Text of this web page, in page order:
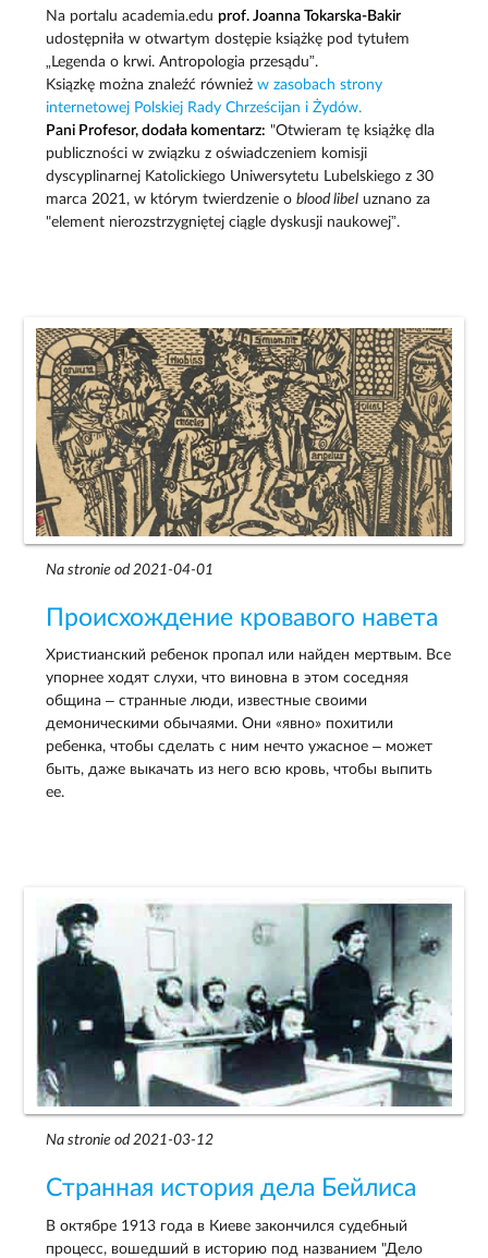
Na portalu academia.edu prof. Joanna Tokarska-Bakir
udostępniła w otwartym dostępie książkę pod tytułem
„Legenda o krwi. Antropologia przesądu”.
Ksiązkę można znaleźć równieżw zasobach strony
internetowej Polskiej Rady Chrześcijan i Żydów.
Pani Profesor, dodała komentarz: "Otwieram tę książkę dla
publiczności w związku z oświadczeniem komisji
dyscyplinarnej Katolickiego Uniwersytetu Lubelskiego z 30
marca 2021, w którym twierdzenie oblood libel uznano za
"element nierozstrzygniętej ciągle dyskusji naukowej”.
Na stronie od 2021-04-01
Происхождение кровавого навета
Христианский ребенок пропал или найден мертвым. Все
упорнее ходят слухи, что виновна в этом соседняя
община – странные люди, известные своими
демоническими обычаями. Они «явно» похитили
ребенка, чтобы сделать с ним нечто ужасное – может
быть, даже выкачать из него всю кровь, чтобы выпить
ее.
Na stronie od 2021-03-12
Странная история дела Бейлиса
В октябре 1913 года в Киеве закончился судебный
процесс, вошедший в историю под названием "Дело